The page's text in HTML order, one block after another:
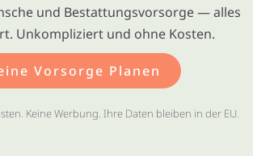
und Bestattungsvorsorge — alles
Unkompliziert und ohne Kosten.
Vorsorge Planen
Keine Werbung. Ihre Daten bleiben in der EU.